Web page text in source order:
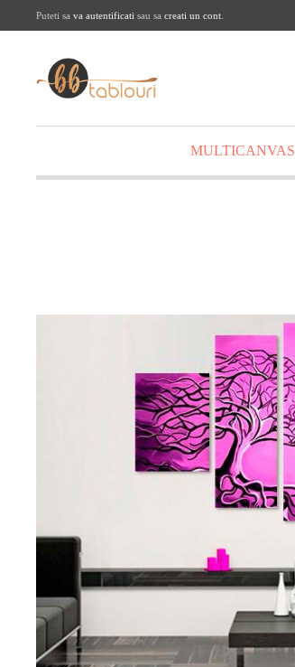
Puteti sa va autentificati sau sa creati un cont
MULTICANVAS